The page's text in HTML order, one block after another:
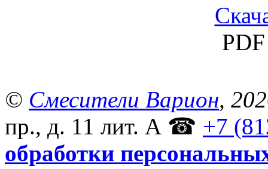
© Смесители Варион,
пр., д. 11 лит. А ☎ +7
обработки